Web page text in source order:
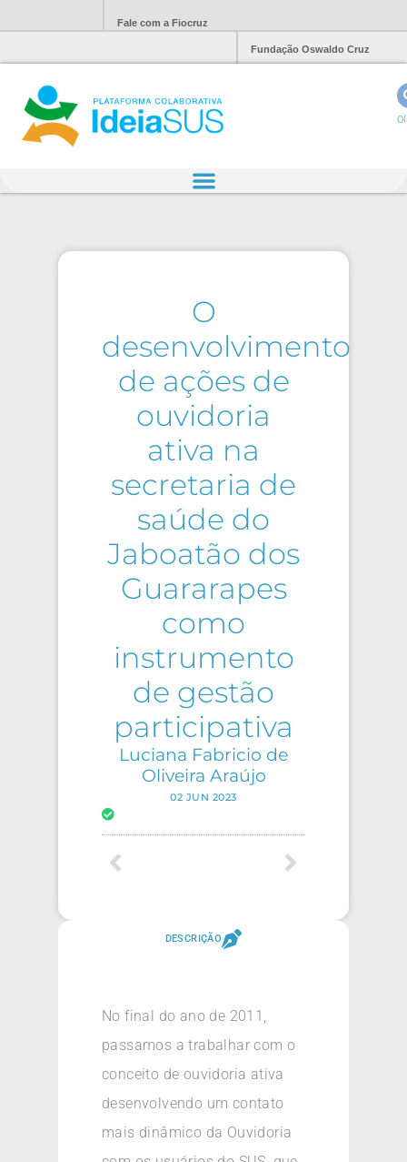
Fale com a Fiocruz
Fundação Oswaldo Cruz
O
desenvolvimento
de ações de
ouvidoria
ativa na
secretaria de
saúde do
Jaboatão dos
Guararapes
como
instrumento
de gestão
participativa
Luciana Fabricio de
Oliveira Araújo
02 JUN 2023
DESCRIÇÃO
No final do ano de 2011,
passamos a trabalhar com o
conceito de ouvidoria ativa
desenvolvendo um contato
mais dinâmico da Ouvidoria